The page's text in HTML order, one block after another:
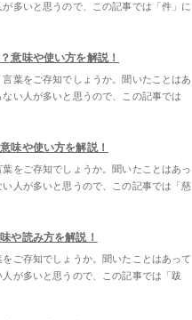
多いと思うので、この記事では「件」に
意味や使い方を解説！
言葉をご存知でしょうか。聞いたことはあ
い人が多いと思うので、この記事では
味や使い方を解説！
葉をご存知でしょうか。聞いたことはあっ
人が多いと思うので、この記事では「慈
や読み方を解説！
をご存知でしょうか。聞いたことはあって
人が多いと思うので、この記事では「跋